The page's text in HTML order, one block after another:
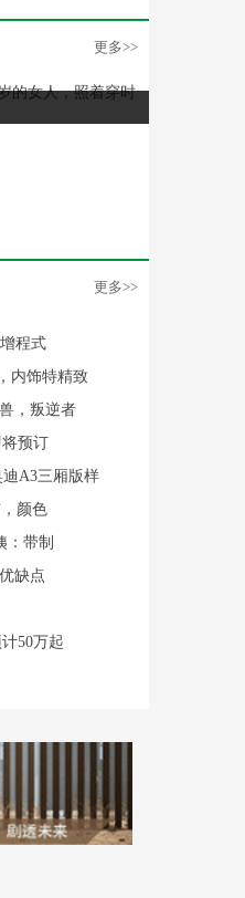
更多>>
更多>>
程式
内饰特精致
，叛逆者
预订
A3三厢版样
颜色
：带制
缺点
50万起